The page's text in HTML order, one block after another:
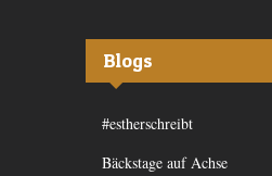
Blogs
#estherschreibt
Bäckstage auf Achse